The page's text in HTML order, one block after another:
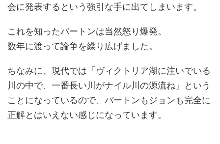
会に発表するという強引な手に出てしまいます。
これを知ったバートンは当然怒り爆発。
数年に渡って論争を繰り広げました。
ちなみに、現代では「ヴィクトリア湖に注いでいる
川の中で、一番長い川がナイル川の源流ね」という
ことになっているので、バートンもジョンも完全に
正解とはいえない感じになっています。